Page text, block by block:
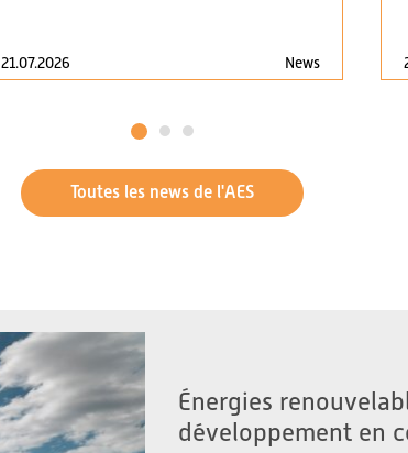
21.07.2026 News
1 2 3
Toutes les news de l'AES
Énergies
développement en